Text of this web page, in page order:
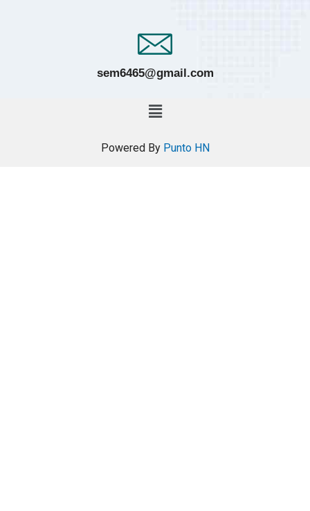
sem6465@gmail.com
Powered By Punto HN